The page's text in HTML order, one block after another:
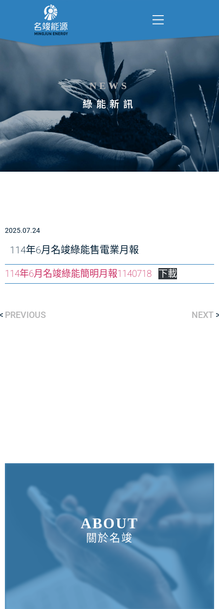
NEWS
綠能新訊
2025.07.24
114年6月名竣綠能售電業月報
114年6月名竣綠能簡明月報1140718 下載
NEXT
PREVIOUS
ABOUT
關於名竣